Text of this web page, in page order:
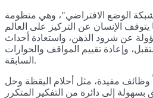
الوضع الافتراضي"، وهي منظومة
الإنسان عن التركيز على العالم
عن شرود الذهن، واستعادة أحداث
وإعادة تقييم المواقف والحوارات
السابقة.
وظائف مفيدة، مثل أحلام اليقظة وحل
بسهولة إلى دائرة من التفكير المتكرر